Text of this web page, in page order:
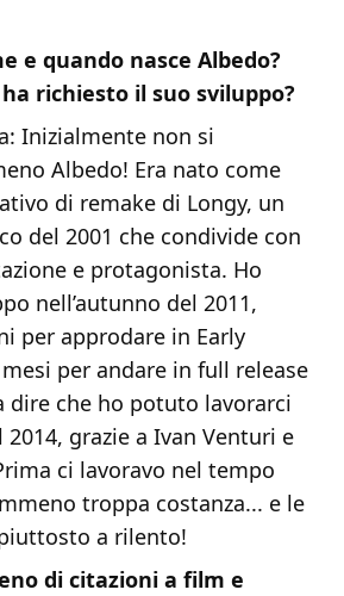
e quando nasce Albedo?
richiesto il suo sviluppo?
Inizialmente non si
Albedo! Era nato come
di remake di Longy, un
del 2001 che condivide con
e protagonista. Ho
nell’autunno del 2011,
per approdare in Early
per andare in full release
dire che ho potuto lavorarci
grazie a Ivan Venturi e
ci lavoravo nel tempo
troppa costanza... e le
a rilento!
di citazioni a film e